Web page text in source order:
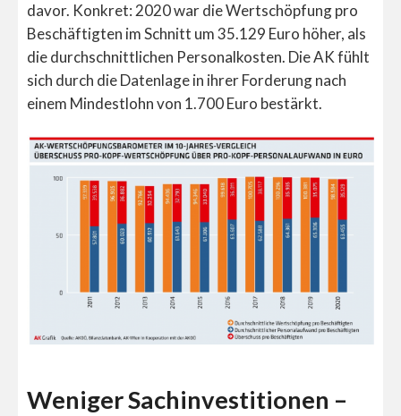
davor. Konkret: 2020 war die Wertschöpfung pro
Beschäftigten im Schnitt um 35.129 Euro höher, als
die durchschnittlichen Personalkosten. Die AK fühlt
sich durch die Datenlage in ihrer Forderung nach
einem Mindestlohn von 1.700 Euro bestärkt.
Weniger Sachinvestitionen –